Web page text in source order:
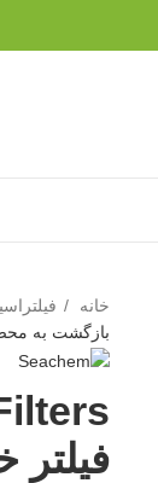
خانه
بازگشت به
فیلتر